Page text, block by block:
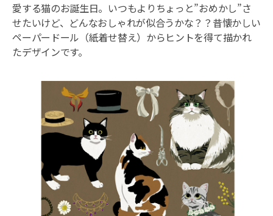
愛する猫のお誕生日。いつもよりちょっと”おめかし”さ
せたいけど、どんなおしゃれが似合うかな？？昔懐かしい
ペーパードール（紙着せ替え）からヒントを得て描かれ
たデザインです。